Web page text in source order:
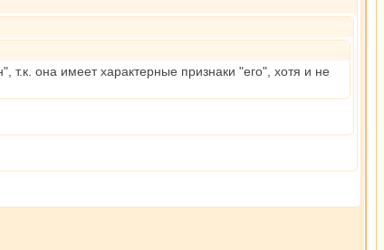
она имеет характерные признаки "его", хотя и не